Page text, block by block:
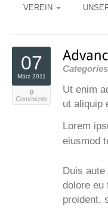
VEREIN
07
März 2011
0
Comments
Ut enim
ut aliquip
Lorem
eiusmod
Duis
dolore eu
proident,